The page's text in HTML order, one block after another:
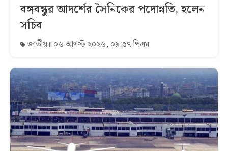
বঙ্গবন্ধুর আদর্শের সৈনিকের পদোন্নতি, হলেন
সচিব
জাতীয় ০৬ আগস্ট ২০২৬, ০৯:৫৭ পিএম